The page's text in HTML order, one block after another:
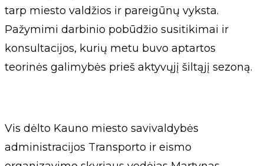
tarp miesto valdžios ir pareigūnų vyksta.
Pažymimi darbinio pobūdžio susitikimai ir
konsultacijos, kurių metu buvo aptartos
teorinės galimybės prieš aktyvųjį šiltąjį sezoną.
Vis dėlto Kauno miesto savivaldybės
administracijos Transporto ir eismo